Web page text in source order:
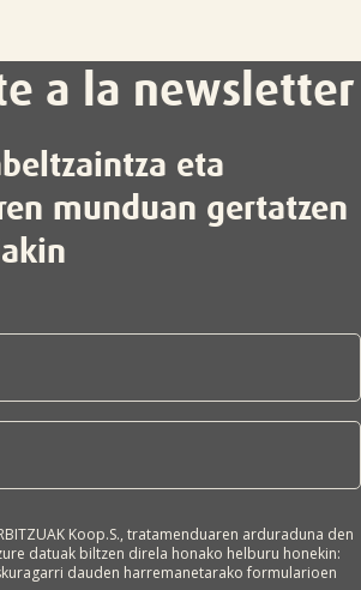
a la newsletter
eta
munduan gertatzen
Koop.S., tratamenduaren arduraduna den
datuak biltzen direla honako helburu honekin:
dauden harremanetarako formularioen